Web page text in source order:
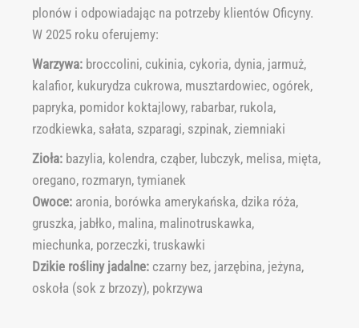
plonów i odpowiadając na potrzeby klientów Oficyny.
W 2025 roku oferujemy:
Warzywa: broccolini, cukinia, cykoria, dynia, jarmuż,
kalafior, kukurydza cukrowa, musztardowiec, ogórek,
papryka, pomidor koktajlowy, rabarbar, rukola,
rzodkiewka, sałata, szparagi, szpinak, ziemniaki
Zioła: bazylia, kolendra, cząber, lubczyk, melisa, mięta,
oregano, rozmaryn, tymianek
Owoce: aronia, borówka amerykańska, dzika róża,
gruszka, jabłko, malina, malinotruskawka,
miechunka, porzeczki, truskawki
Dzikie rośliny jadalne: czarny bez, jarzębina, jeżyna,
oskoła (sok z brzozy), pokrzywa